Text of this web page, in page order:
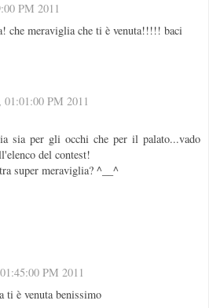
PM 2011
che meraviglia che ti è venuta!!!!! baci
01:01:00 PM 2011
sia per gli occhi che per il palato...vado
del contest!
super meraviglia? ^__^
PM 2011
ti è venuta benissimo